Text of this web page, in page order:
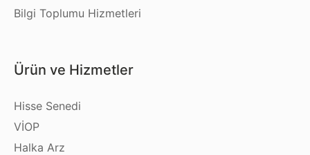
Bilgi Toplumu Hizmetleri
Ürün ve Hizmetler
Hisse Senedi
VİOP
Halka Arz